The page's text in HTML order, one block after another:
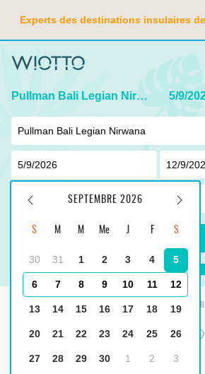
Experts des destinations insulaires
Pullman Bali Legian Nirwana 5/9/
SEPTEMBRE 2026
S M M Me J F S
30 31 1 2 3 4 5
6 7 8 9 10 11 12
13 14 15 16 17 18 19
20 21 22 23 24 25 26
27 28 29 30 1 2 3
adulte , 0enfant
Principale Indonésie Tanjung Benoa
Pullman Bali Legian Nirwana
5-STAR